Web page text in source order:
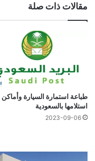
مقالات ذات صلة
طباعة استمارة السيارة وأماكن
استلامها بالسعودية
2023-09-06